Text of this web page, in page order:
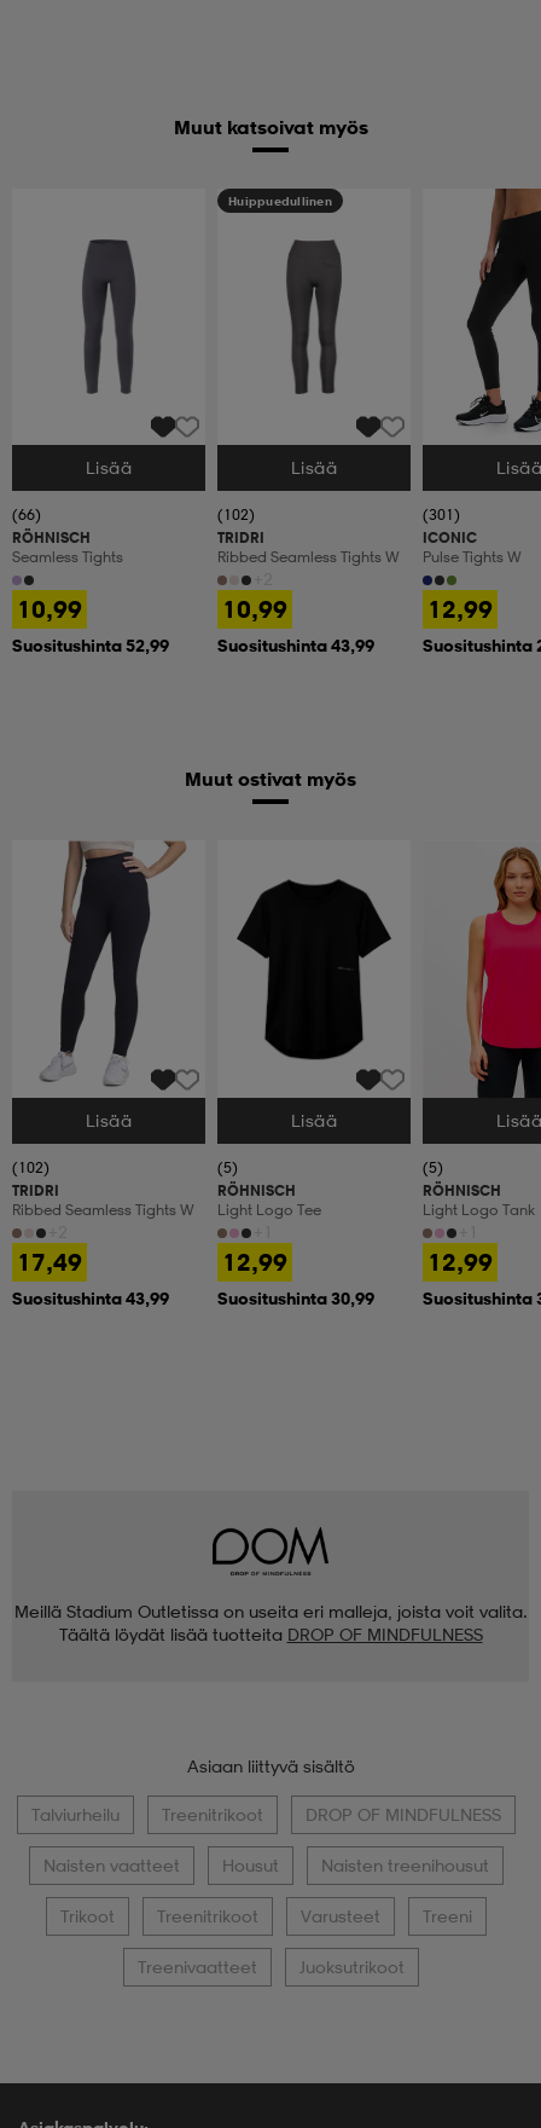
Muut katsoivat myös
Valitse Koko
Lisää
(66)
RÖHNISCH
Seamless Tights
10,99
Suositushinta 52,99
Huippuedullinen
Valitse Koko
Lisää
(102)
TRIDRI
Ribbed Seamless Tights W
10,99
Suositushinta 43,99
Valitse Koko
(301)
ICONIC
Pulse Tights W
12,99
Suositushinta
Muut ostivat myös
Valitse Koko
Lisää
(102)
TRIDRI
Ribbed Seamless Tights W
17,49
Suositushinta 43,99
Valitse Koko
Lisää
(5)
RÖHNISCH
Light Logo Tee
12,99
Suositushinta 30,99
Valitse Koko
(5)
RÖHNISCH
Light Logo Tank
12,99
Suositushinta
Meillä Stadium Outletissa on useita eri malleja, joista voit valita.
Täältä löydät lisää tuotteita DROP OF MINDFULNESS
Asiaan liittyvä sisältö
Talviurheilu Treenitrikoot DROP OF MINDFULNESS
Naisten vaatteet Housut Naisten treenihousut
Trikoot Treenitrikoot Varusteet Treeni
Treenivaatteet Juoksutrikoot